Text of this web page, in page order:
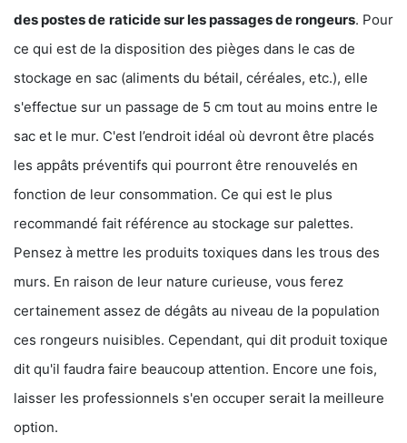
des postes de raticide sur les passages de rongeurs. Pour
ce qui est de la disposition des pièges dans le cas de
stockage en sac (aliments du bétail, céréales, etc.), elle
s'effectue sur un passage de 5 cm tout au moins entre le
sac et le mur. C'est l’endroit idéal où devront être placés
les appâts préventifs qui pourront être renouvelés en
fonction de leur consommation. Ce qui est le plus
recommandé fait référence au stockage sur palettes.
Pensez à mettre les produits toxiques dans les trous des
murs. En raison de leur nature curieuse, vous ferez
certainement assez de dégâts au niveau de la population
ces rongeurs nuisibles. Cependant, qui dit produit toxique
dit qu'il faudra faire beaucoup attention. Encore une fois,
laisser les professionnels s'en occuper serait la meilleure
option.